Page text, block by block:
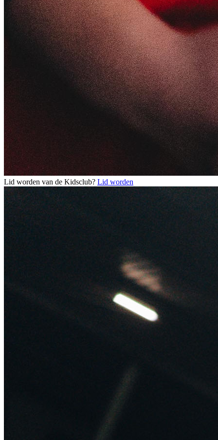
Lid worden van de Kidsclub? Lid worden